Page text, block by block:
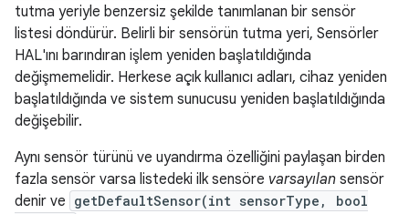
tutma yeriyle benzersiz şekilde tanımlanan bir sensör
listesi döndürür. Belirli bir sensörün tutma yeri, Sensörler
HAL'ını barındıran işlem yeniden başlatıldığında
değişmemelidir. Herkese açık kullanıcı adları, cihaz yeniden
başlatıldığında ve sistem sunucusu yeniden başlatıldığında
değişebilir.
Aynı sensör türünü ve uyandırma özelliğini paylaşan birden
fazla sensör varsa listedeki ilk sensöre varsayılan sensör
denir ve getDefaultSensor(int sensorType, bool